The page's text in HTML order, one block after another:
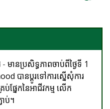
- មានប្រសិទ្ធភាពចាប់ពីថ្ងៃទី 1
បានប្តូរទៅការស្នើសុំការ
ផ្នែកនៃអាជីវកម្ម លើក
ាប់។